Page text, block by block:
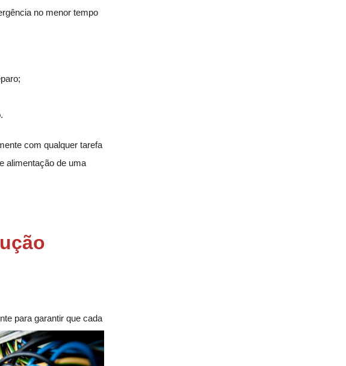
no menor tempo
com qualquer tarefa
alimentação de uma
para garantir que cada